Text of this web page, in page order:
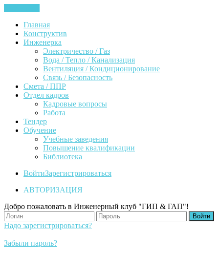
Главная
Конструктив
Инженерка
Электричество / Газ
Вода / Тепло / Канализация
Вентиляция / Кондиционирование
Связь / Безопасность
Смета / ППР
Отдел кадров
Кадровые вопросы
Работа
Тендер
Обучение
Учебные заведения
Повышение квалификации
Библиотека
ВойтиЗарегистрироваться
АВТОРИЗАЦИЯ
Добро пожаловать в Инженерный клуб "ГИП & ГАП"!
Надо зарегистрироваться?
Забыли пароль?